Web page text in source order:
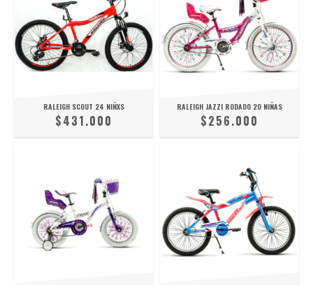
RALEIGH SCOUT 24 NIÑXS
$431.000
RALEIGH JAZZI RODADO 20 NIÑAS
$256.000